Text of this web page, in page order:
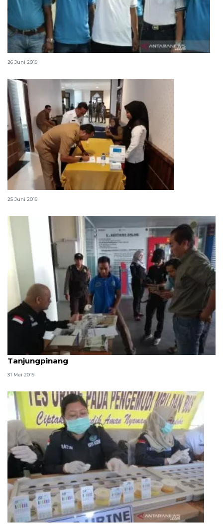
Sepanjang 2019 BNN sita 5,8 kilogram sabu di Palu
26 Juni 2019
16.000 pekerja di Batam terlibat narkoba
25 Juni 2019
BNN tes urine nakhoda dan ABK di pelabuhan SBP
Tanjungpinang
31 Mei 2019
BNN periksa urine 49 pilot di Bandara Pekanbaru